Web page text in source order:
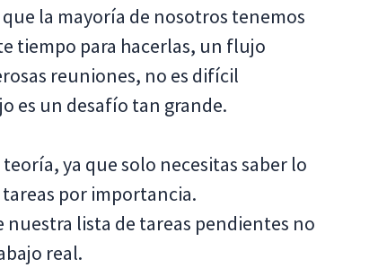
la mayoría de nosotros tenemos
tiempo para hacerlas, un flujo
reuniones, no es difícil
es un desafío tan grande.
ya que solo necesitas saber lo
por importancia.
lista de tareas pendientes no
real.